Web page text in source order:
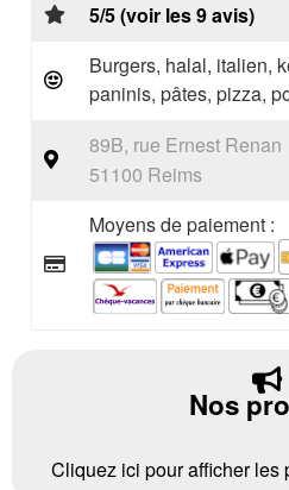
5/5 (voir les 9 avis)
Burgers, halal, italien,
paninis, pâtes, pizza,
89B, rue Ernest Renan
51100 Reims
Moyens de paiement :
Nos
Cliquez ici pour afficher les